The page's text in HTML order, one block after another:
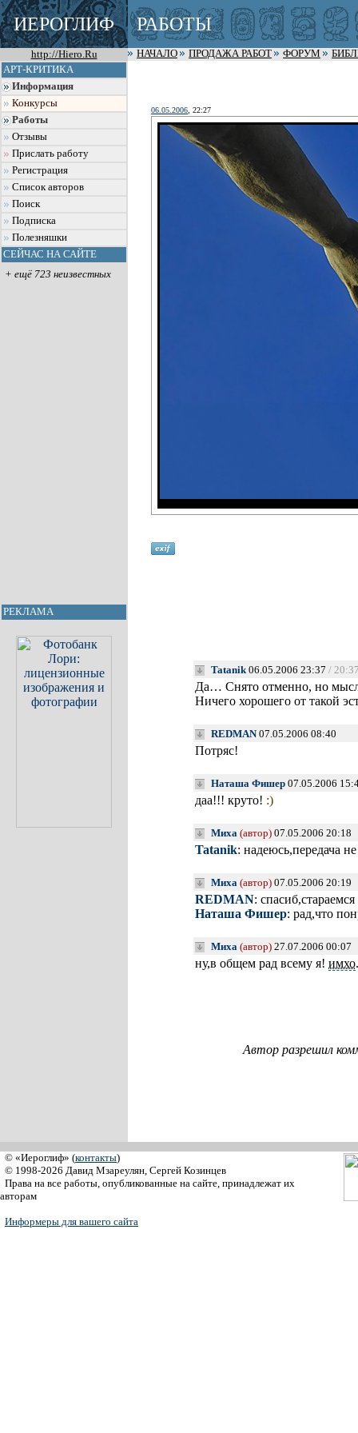
ИЕРОГЛИФ РАБОТЫ
http://Hiero.Ru НАЧАЛО ПРОДАЖА РАБОТ ФОРУМ
АРТ-КРИТИКА
Информация
Конкурсы
Работы
Отзывы
Прислать работу
Регистрация
Список авторов
Поиск
Подписка
Полезняшки
СЕЙЧАС НА САЙТЕ
+ ещё 723 неизвестных
РЕКЛАМА
06.05.2006 , 22:27
Tatanik06.05.2006 23:37 /
Да… Снято отменно, но
Ничего хорошего от такой
REDMAN07.05.2006 08:40
Потряс!
Наташа Фишер 07.05.2006
даа!!! круто! :)
Миха (автор) 07.05.2006 20:18
Tatanik: надеюсь,передача
Миха (автор) 07.05.2006 20:19
REDMAN: спасиб,стараемся
Наташа Фишер: рад,что
Миха (автор) 27.07.2006 00:07
ну,в общем рад всему я! имхо
Автор разрешил
© «Иероглиф» (контакты)
© 1998-2026 Давид Мзареулян, Сергей Козинцев
Права на все работы, опубликованные на сайте, принадлежат их
авторам
Информеры для вашего сайта